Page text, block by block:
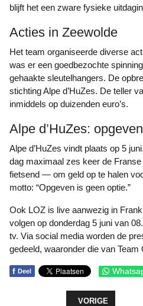
blijft het een zware fysieke
Acties in Zeewolde
Het team organiseerde diverse acties om geld in te zamelen. Zo
was er een goedbezochte
gehaakte sleutelhangers. De
stichting Alpe d’HuZes. De teller
inmiddels op duizenden euro’s.
Alpe d’HuZes:
Alpe d’HuZes vindt plaats op 5 juni. Deelnemers beklimmen die
dag maximaal zes keer de
fietsend — om geld op te halen
motto: “Opgeven is geen optie.”
Ook LOZ is live aanwezig in Frankrijk. De uitzending is te
volgen op donderdag 5 juni van
tv. Via social media worden de
gedeeld, waaronder die van Team
f Deel
VORIG ARTIKEL:
VORIGE